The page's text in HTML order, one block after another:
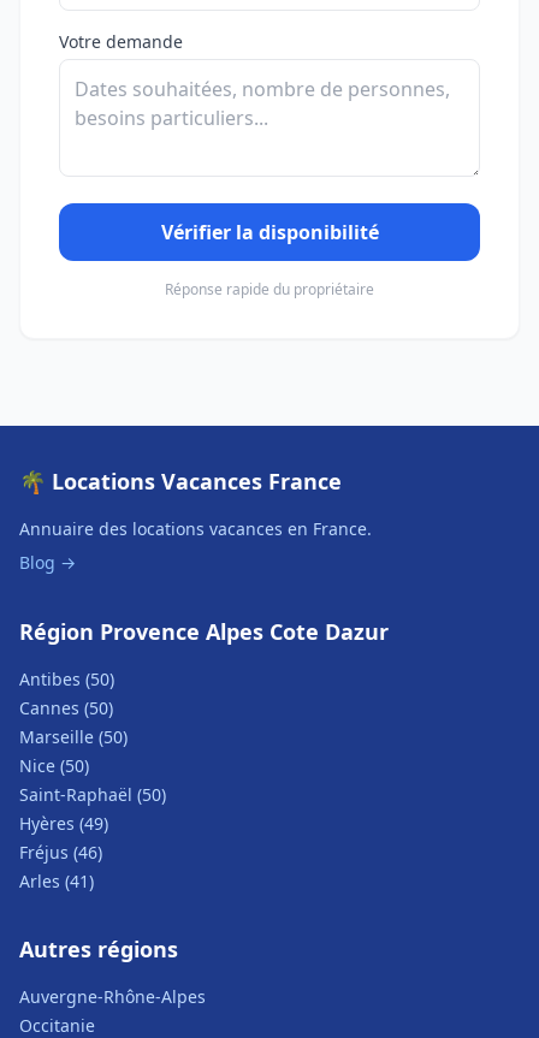
Votre demande
Vérifier la disponibilité
Réponse rapide du propriétaire
🌴 Locations Vacances France
Annuaire des locations vacances en France.
Blog →
Région Provence Alpes Cote Dazur
Antibes (50)
Cannes (50)
Marseille (50)
Nice (50)
Saint-Raphaël (50)
Hyères (49)
Fréjus (46)
Arles (41)
Autres régions
Auvergne-Rhône-Alpes
Occitanie